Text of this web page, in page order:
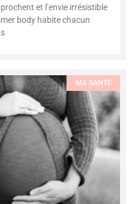
et l’envie irrésistible
body habite chacun
MA SANTÉ